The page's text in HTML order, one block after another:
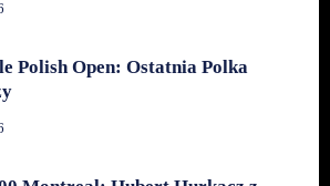
Polish Open: Ostatnia Polka